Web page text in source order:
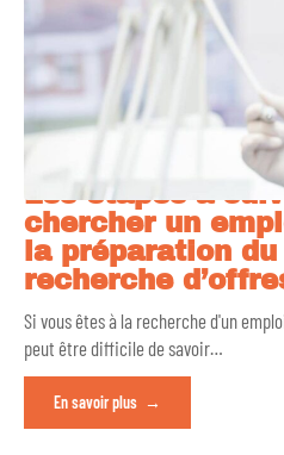
Les étapes à
chercher un
la préparation
recherche
Si vous êtes à la recherche d'un
peut être difficile de savoir…
En savoir plus